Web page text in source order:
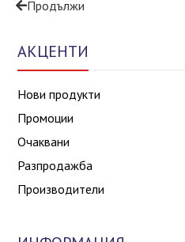
Продължи
АКЦЕНТИ
Нови продукти
Промоции
Очаквани
Разпродажба
Производители